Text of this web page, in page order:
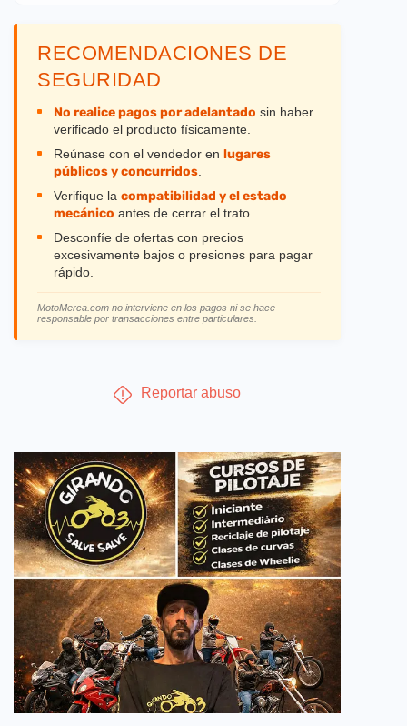
RECOMENDACIONES DE
SEGURIDAD
No realice pagos por adelantado sin haber
verificado el producto físicamente.
Reúnase con el vendedor en lugares
públicos y concurridos
Verifique la compatibilidad y el estado
mecánico antes de cerrar el trato.
Desconfíe de ofertas con precios
excesivamente bajos o presiones para pagar
rápido.
MotoMerca.com no interviene en los pagos ni se hace
responsable por transacciones entre particulares.
Reportar abuso